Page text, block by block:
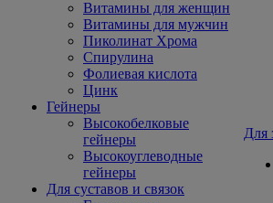
Витамины для женщин
Витамины для мужчин
Пиколинат Хрома
Спирулина
Фолиевая кислота
Цинк
Гейнеры
Высокобелковые
гейнеры
Высокоуглеводные
гейнеры
Для суставов и связок
Для